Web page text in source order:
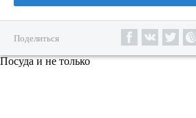
Поделиться
Посуда и не только